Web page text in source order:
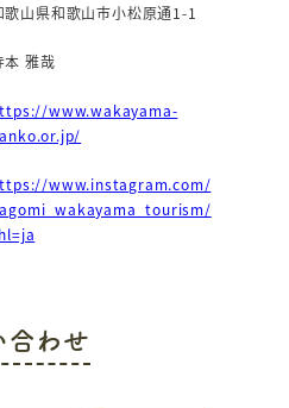
歌山県和歌山市小松原通1-1
本 雅哉
www.wakayama-
www.instagram.com/
合わせ